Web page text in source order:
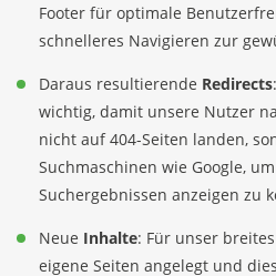
Footer für optimale
schnelleres Navigieren zur
Daraus resultierende Redirects
wichtig, damit unsere Nutzer
nicht auf 404-Seiten landen,
Suchmaschinen wie Google,
Suchergebnissen anzeigen zu
Neue Inhalte: Für unser
eigene Seiten angelegt und